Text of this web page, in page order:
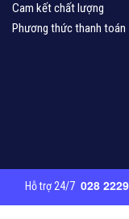
Cam kết chất lượng
Phương thức thanh toán
© 2013 - 2018 M.O , All
Hỗ trợ 24/7 028